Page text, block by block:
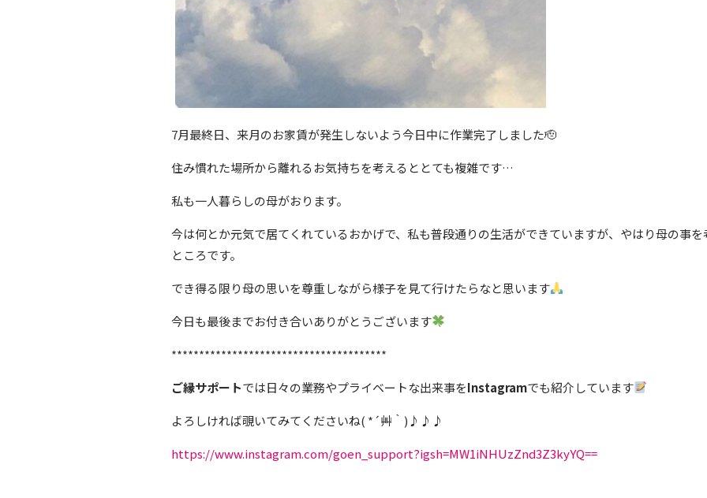
7月最終日、来月のお家賃が発生しないよう今日中に作業完了しました🫡
住み慣れた場所から離れるお気持ちを考えるととても複雑です…
私も一人暮らしの母がおります。
今は何とか元気で居てくれているおかげで、私も普段通りの生活ができていますが、やはり母の事
ところです。
でき得る限り母の思いを尊重しながら様子を見て行けたらなと思います
今日も最後までお付き合いありがとうございます
***************************************
ご縁サポートでは日々の業務やプライベートな出来事をInstagramでも紹介しています
よろしければ覗いてみてくださいね( *´艸｀)♪♪♪
https://www.instagram.com/goen_support?igsh=MW1iNHUzZnd3Z3kyYQ==